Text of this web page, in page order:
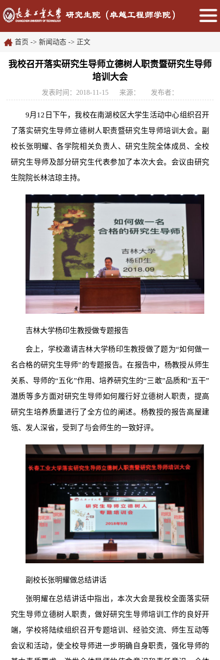
首页 -> 新闻动态 -> 正文
我校召开落实研究生导师立德树人职责暨研究生导师
培训大会
发表时间：2018-11-15 来源： 发布者：
9月 12 日 下午，我校在南湖校区大学生活动中心组织召开
了落实研究生导师立德树人职责暨研究生导师培训大会。副
校长张明耀、各学院相关负责人、研究生院全体成员、全校
研究生导师及部分研究生代表参加了本次大会。会议由研究
生院院长林洁琼主持。
吉林大学杨印生教授做专题报告
会上，学校邀请吉林大学杨印生教授做了题为“如何做一
名合格的研究生导师”的专题报告。在报告中，杨教授从师生
关系、导师的“五化”作用、培养研究生的“三敢”品质和“五干”
潜质等多方面对研究生导师如何履行好立德树人职责，提高
研究生培养质量进行了全方位的阐述。杨教授的报告高屋建
瓴、 发人深省，受到了与会师生的一致好评。
副校长张明耀做总结讲话
张明耀在总结讲话中指出，本次大会是我校全面落实研
究生导师立德树人职责，做好研究生导师培训工作的良好开
端，学校将陆续组织召开专题培训、经验交流、师生互动等
会议和活动，使全校导师进一步明确自身职责，强化导师的